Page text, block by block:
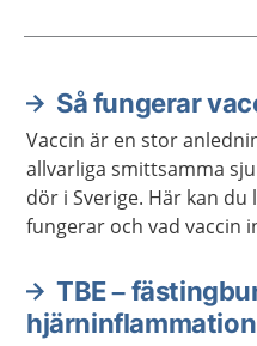
Aktuella artiklar
Så fungerar
Vaccin är en stor
allvarliga smittsamma
dör i Sverige. Här kan du läsa mer om hur vaccin
fungerar och vad vaccin
TBE –
hjärninflammation